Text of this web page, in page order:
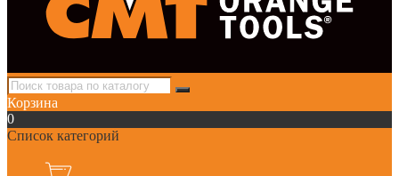
Корзина
0
Список категорий